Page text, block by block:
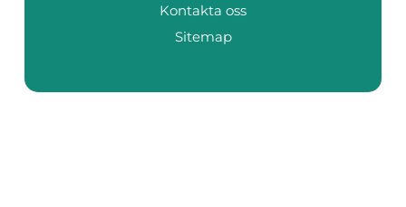
Kontakta oss
Sitemap